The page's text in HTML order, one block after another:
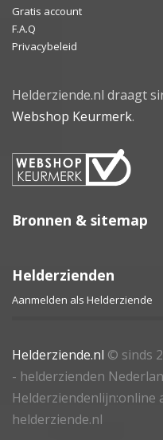
Gratis account
F.A.Q
Privacybeleid
Helderziende.nl draagt
Webshop Keurmerk.
Bronnen & sitemap
Helderzienden
Aanmelden als Helderziende
Helderziende.nl © sinds
- helderzienden
Helderziendenlijn:online
helderziende.nl